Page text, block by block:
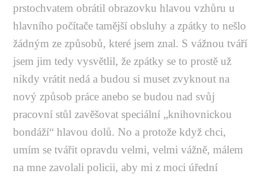
prstochvatem obrátil obrazovku hlavou vzhůru u
hlavního počítače tamější obsluhy a zpátky to nešlo
žádným ze způsobů, které jsem znal. S vážnou tváří
jsem jim tedy vysvětlil, že zpátky se to prostě už
nikdy vrátit nedá a budou si muset zvyknout na
nový způsob práce anebo se budou nad svůj
pracovní stůl zavěšovat speciální „knihovnickou
bondáží“ hlavou dolů. No a protože když chci,
umím se tvářit opravdu velmi, velmi vážně, málem
na mne zavolali policii, aby mi z moci úřední